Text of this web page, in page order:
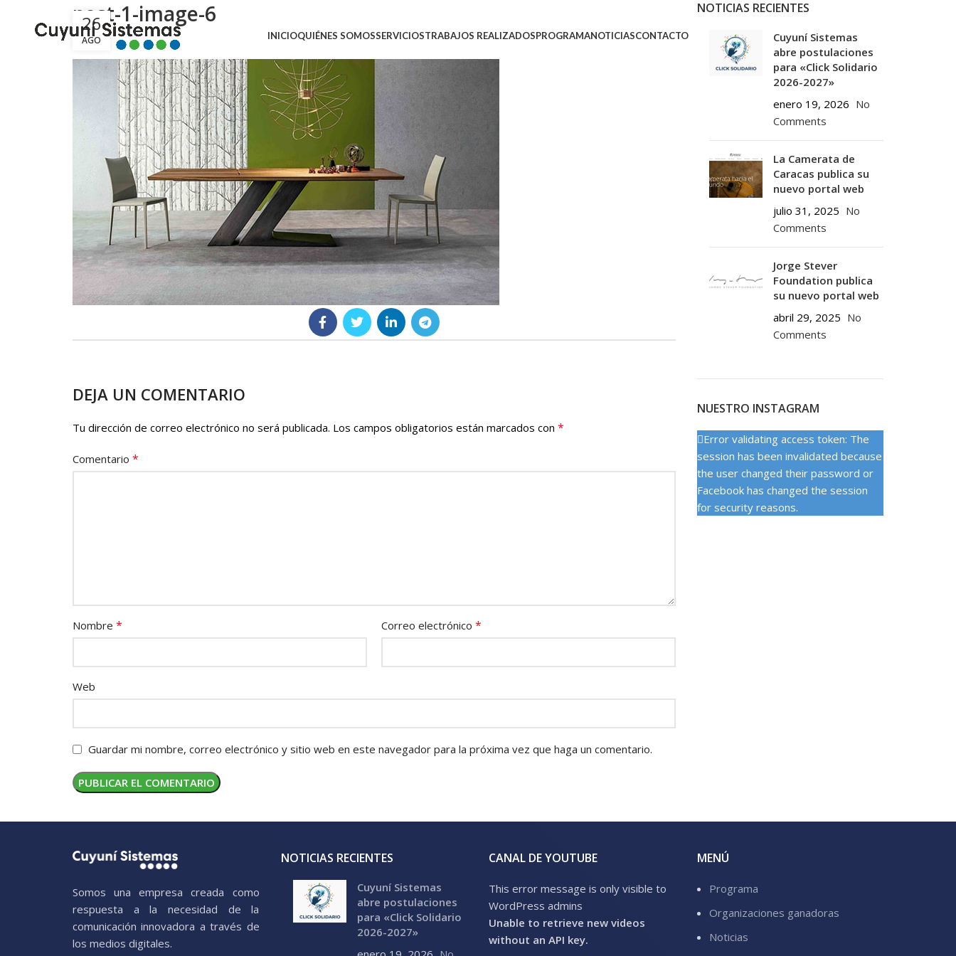
INICIOQUIÉNES SOMOSSERVICIOSTRABAJOS REALIZADOSPROGRAMANOTICIASCONTACTO
post-1-image-6
26
AGO
DEJA UN COMENTARIO
Tu dirección de correo electrónico no será publicada. Los campos obligatorios están marcados con *
Comentario *
Nombre * Correo electrónico *
Web
Guardar mi nombre, correo electrónico y sitio web en este navegador para la próxima vez que haga un comentario.
NOTICIAS RECIENTES
Cuyuní Sistemas
abre postulaciones
para «Click Solidario
2026-2027»
enero 19, 2026 No
Comments
La Camerata de
Caracas publica su
nuevo portal web
julio 31, 2025 No
Comments
Jorge Stever
Foundation publica
su nuevo portal web
abril 29, 2025 No
Comments
NUESTRO INSTAGRAM
Error validating access token: The
session has been invalidated because
the user changed their password or
Facebook has changed the session
for security reasons.
Somos una empresa creada como
respuesta a la necesidad de la
comunicación innovadora a través de
los medios digitales.
NOTICIAS RECIENTES
Cuyuní Sistemas
abre postulaciones
para «Click Solidario
2026-2027»
CANAL DE YOUTUBE
This error message is only visible to
WordPress admins
Unable to retrieve new videos
without an API key.
MENÚ
Programa
Organizaciones ganadoras
Noticias